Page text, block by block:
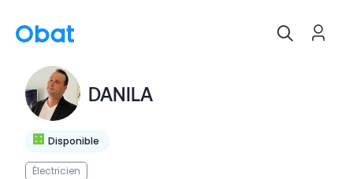
Disponible
DANILA
Électricien